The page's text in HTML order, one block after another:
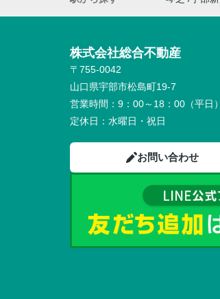
株式会社総合不動産
〒755-0042
山口県宇部市松島町19-7
営業時間： 9：00～18：00（平日
定休日： 水曜日・祝日
お問い合わせ